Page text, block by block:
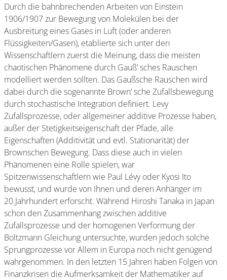
Durch die bahnbrechenden Arbeiten von Einstein
1906/1907 zur Bewegung von Molekülen bei der
Ausbreitung eines Gases in Luft (oder anderen
Flüssigkeiten/Gasen), etablierte sich unter den
Wissenschaftlern zuerst die Meinung, dass die meisten
chaotischen Phänomene durch Gauß‘ sches Rauschen
modelliert werden sollten. Das Gaußsche Rauschen wird
dabei durch die sogenannte Brown‘ sche Zufallsbewegung
durch stochastische Integration definiert. Levy
Zufallsprozesse, oder allgemeiner additive Prozesse haben,
außer der Stetigkeitseigenschaft der Pfade, alle
Eigenschaften (Additivität und evtl. Stationarität) der
Brownschen Bewegung. Dass diese auch in vielen
Phänomenen eine Rolle spielen, war
Spitzenwissenschaftlern wie Paul Lévy oder Kyosi Ito
bewusst, und wurde von Ihnen und deren Anhänger im
20.Jahrhundert erforscht. Während Hiroshi Tanaka in Japan
schon den Zusammenhang zwischen additive
Zufallsprozesse und der homogenen Verformung der
Boltzmann Gleichung untersuchte, wurden jedoch solche
Sprungprozesse vor Allem in Europa noch nicht genügend
wahrgenommen. In den letzten 15 Jahren haben Folgen von
Finanzkrisen die Aufmerksamkeit der Mathematiker auf